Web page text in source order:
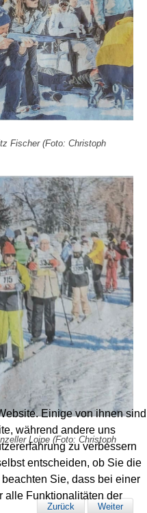
Fischer (Foto: Christoph
Loipe (Foto: Christoph
Zurück Weiter
Einige von ihnen sind
während andere uns
zu verbessern
entscheiden, ob Sie die
Sie, dass bei einer
alle Funktionalitäten der